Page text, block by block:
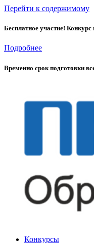
Перейти к содержимому
Бесплатное участие! Конкурс
Подробнее
Временно cрок подготовки
Конкурсы